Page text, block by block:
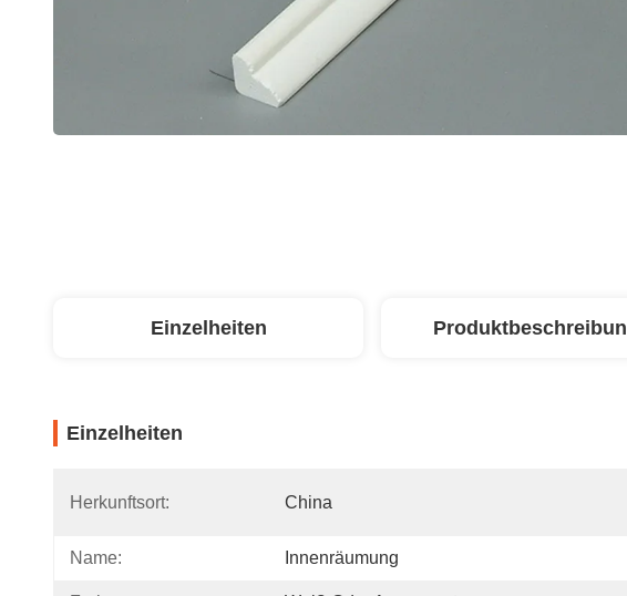
Einzelheiten
Einzelheiten
Herkunftsort: China
Name: Innenräumung